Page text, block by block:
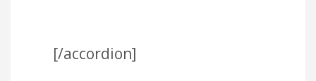
[/accordion]